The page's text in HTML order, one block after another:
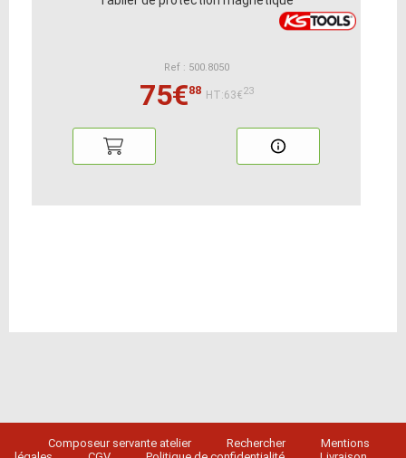
Ref : 500.8050
75€88 HT:63€23
Composeur servante atelier Rechercher
Mentions